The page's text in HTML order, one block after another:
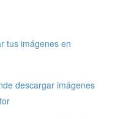
tus imágenes en
descargar imágenes